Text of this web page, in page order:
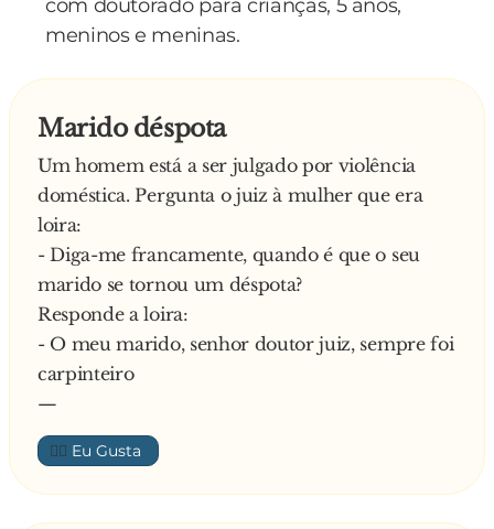
com doutorado para crianças, 5 anos,
meninos e meninas.
Marido déspota
Um homem está a ser julgado por violência
doméstica. Pergunta o juiz à mulher que era
loira:
- Diga-me francamente, quando é que o seu
marido se tornou um déspota?
Responde a loira:
- O meu marido, senhor doutor juiz, sempre foi
carpinteiro
—
👍🏼